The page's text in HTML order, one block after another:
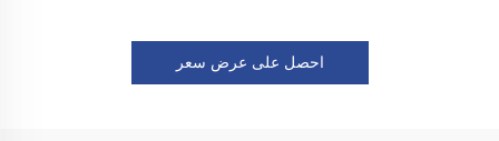
احصل على عرض سعر